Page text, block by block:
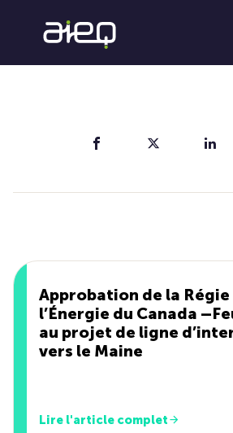
Approbation de la Régie
l’Énergie du Canada
au projet de ligne
vers le Maine
Lire l'article complet